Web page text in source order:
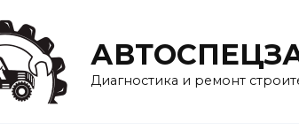
Диагностика и ремонт